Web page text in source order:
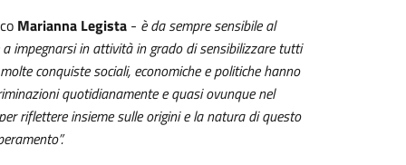
Marianna Legista - è da sempre sensibile al
impegnarsi in attività in grado di sensibilizzare tutti
conquiste sociali, economiche e politiche hanno
quotidianamente e quasi ovunque nel
riflettere insieme sulle origini e la natura di questo